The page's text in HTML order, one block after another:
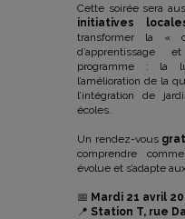
Cette soirée sera
initiatives
transformer la «
d’apprentissage
programme : la
l’amélioration de la
l’intégration de
écoles.
Un rendez-vous
comprendre
évolue et s’adapte
📅 Mardi 21 avril
📍 Station T, rue